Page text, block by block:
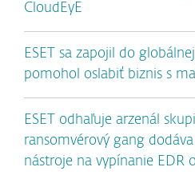
CloudEyE
ESET sa zapojil do
pomohol oslabiť biznis s
ESET odhaľuje arzenál
ransomvérový gang
nástroje na vypínanie EDR